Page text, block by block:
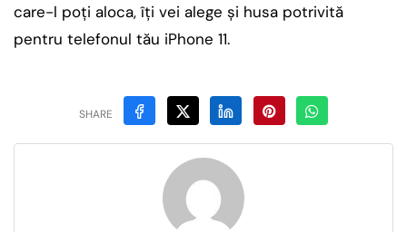
care-l poți aloca, îți vei alege și husa potrivită
pentru telefonul tău iPhone 11.
SHARE